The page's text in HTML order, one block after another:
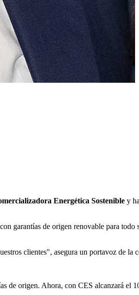
Energética Sostenible y
garantías de origen renovable para
clientes", asegura un portavoz de la
de origen. Ahora, con CES alcanzará el